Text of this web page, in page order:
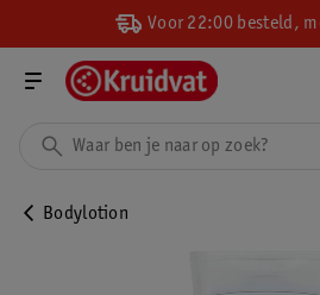
Voor 22:00 besteld,
Bodylotion